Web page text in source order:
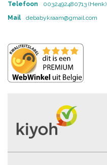
Telefoon
0032492480713 (Henk)
Mail
debabykraam@gmail.com